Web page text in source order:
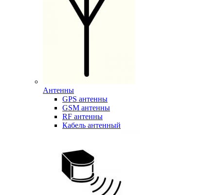
Антенны
GPS антенны
GSM антенны
RF антенны
Кабель антенный